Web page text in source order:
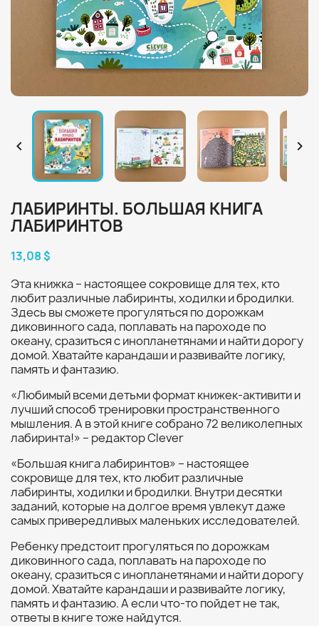
 
ЛАБИРИНТЫ. БОЛЬШАЯ КНИГА
ЛАБИРИНТОВ
13,08 $
Эта книжка – настоящее сокровище для тех, кто
любит различные лабиринты, ходилки и бродилки.
Здесь вы сможете прогуляться по дорожкам
диковинного сада, поплавать на пароходе по
океану, сразиться с инопланетянами и найти дорогу
домой. Хватайте карандаши и развивайте логику,
память и фантазию.
«Любимый всеми детьми формат книжек-активити и
лучший способ тренировки пространственного
мышления. А в этой книге собрано 72 великолепных
лабиринта!» – редактор Clever
«Большая книга лабиринтов» – настоящее
сокровище для тех, кто любит различные
лабиринты, ходилки и бродилки. Внутри десятки
заданий, которые на долгое время увлекут даже
самых привередливых маленьких исследователей.
Ребенку предстоит прогуляться по дорожкам
диковинного сада, поплавать на пароходе по
океану, сразиться с инопланетянами и найти дорогу
домой. Хватайте карандаши и развивайте логику,
память и фантазию. А если что-то пойдет не так,
ответы в книге тоже найдутся.